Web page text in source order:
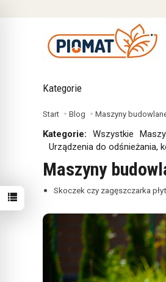
Kategorie
Start Blog Maszyny
Kategorie: Wszystkie
Urządzenia do odśnieżania,
Maszyny
Skoczek czy zagęszczarka